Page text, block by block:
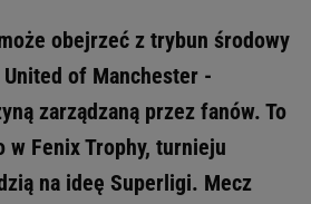
obejrzeć z trybun środowy
United of Manchester -
zarządzaną przez fanów. To
w Fenix Trophy, turnieju
na ideę Superligi. Mecz